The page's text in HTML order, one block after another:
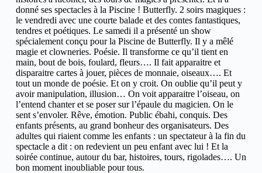
donné ses spectacles à la Piscine ! Butterfly. 2 soirs magiques :
le vendredi avec une courte balade et des contes fantastiques,
tendres et poétiques. Le samedi il a présenté un show
spécialement conçu pour la Piscine de Butterfly. Il y a mêlé
magie et clowneries. Poésie. Il transforme ce qu’il tient en
main, bout de bois, foulard, fleurs…. Il fait apparaitre et
disparaitre cartes à jouer, pièces de monnaie, oiseaux…. Et
tout un monde de poésie. Et on y croit. On oublie qu’il peut y
avoir manipulation, illusion… On voit apparaitre l’oiseau, on
l’entend chanter et se poser sur l’épaule du magicien. On le
sent s’envoler. Rêve, émotion. Public ébahi, conquis. Des
enfants présents, au grand bonheur des organisateurs. Des
adultes qui riaient comme les enfants : un spectateur à la fin du
spectacle a dit : on redevient un peu enfant avec lui ! Et la
soirée continue, autour du bar, histoires, tours, rigolades…. Un
bon moment inoubliable pour tous.